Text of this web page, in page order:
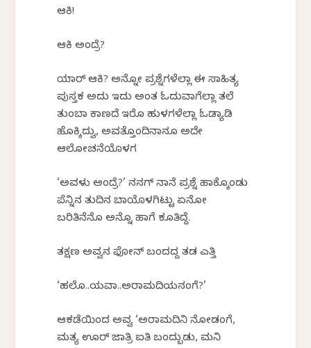
ಆಕಿ!
ಆಕಿ ಅಂದ್ರೆ?
ಯಾರ್ ಆಕಿ? ಅನ್ನೋ ಪ್ರಶ್ನೆಗಳೆಲ್ಲಾ ಈ ಸಾಹಿತ್ಯ
ಪುಸ್ತಕ ಅದು ಇದು ಅಂತ ಓದುವಾಗೆಲ್ಲಾ ತಲೆ
ತುಂಬಾ ಕಾಣದೆ ಇರೊ ಹುಳಗಳೆಲ್ಲಾ ಓಡ್ಯಾಡಿ
ಹೊಕ್ಕಿದ್ವು, ಅವತ್ತೊಂದಿನಾನೂ ಅದೇ
ಆಲೋಚನೆಯೊಳಗ
‘ಅವಳು ಅಂದ್ರೆ?’ ನನಗ್ ನಾನೆ ಪ್ರಶ್ನೆ ಹಾಕ್ಕೊಂಡು
ಪೆನ್ನಿನ ತುದಿನ ಬಾಯೊಳಗಿಟ್ಟು ಏನೋ
ಬರಿತಿನೆನೊ ಅನ್ನೊ ಹಾಗೆ ಕೂತಿದ್ದೆ.
ತಕ್ಷಣ ಅವ್ವನ ಫೋನ್ ಬಂದದ್ದ ತಡ ಎತ್ತಿ
‘ಹಲೊ..ಯವಾ..ಅರಾಮದಿಯನಂಗೆ?’
ಆಕಡೆಯಿಂದ ಅವ್ವ ‘ಅರಾಮದಿನಿ ನೋಡಂಗೆ,
ಮತ್ಯ ಊರ್ ಜಾತ್ರಿ ಐತಿ ಬಂದ್ಬುಡು, ಮನಿ